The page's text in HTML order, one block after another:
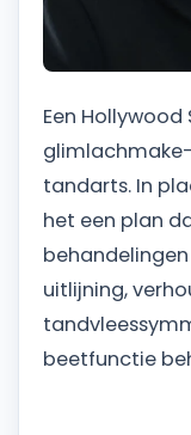
Een
tandarts. In
het een plan
uitlijning,
beetfunctie